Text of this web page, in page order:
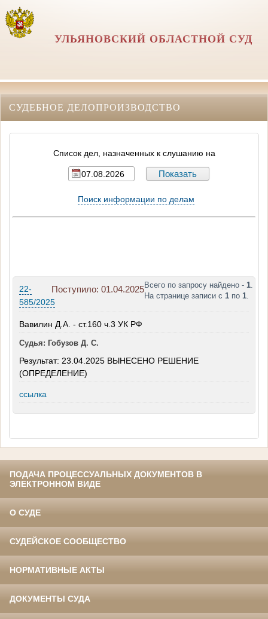
УЛЬЯНОВСКИЙ ОБЛАСТНОЙ СУД
СУДЕБНОЕ ДЕЛОПРОИЗВОДСТВО
Список дел, назначенных к слушанию на
Поиск информации по делам
Всего по запросу найдено - 1.
На странице записи с 1 по 1.
Поступило: 01.04.2025
22-
585/2025
Вавилин Д.А. - ст.160 ч.3 УК РФ
Судья: Гобузов Д. С.
Результат: 23.04.2025 ВЫНЕСЕНО РЕШЕНИЕ
(ОПРЕДЕЛЕНИЕ)
ссылка
ПОДАЧА ПРОЦЕССУАЛЬНЫХ ДОКУМЕНТОВ В
ЭЛЕКТРОННОМ ВИДЕ
О СУДЕ
СУДЕЙСКОЕ СООБЩЕСТВО
НОРМАТИВНЫЕ АКТЫ
ДОКУМЕНТЫ СУДА